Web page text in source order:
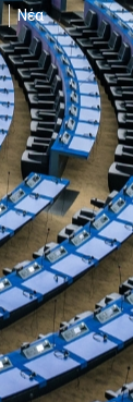
Νέα